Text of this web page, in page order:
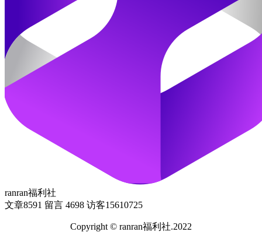
ranran福利社
文章8591 留言 4698 访客15610725
Copyright © ranran福利社.2022